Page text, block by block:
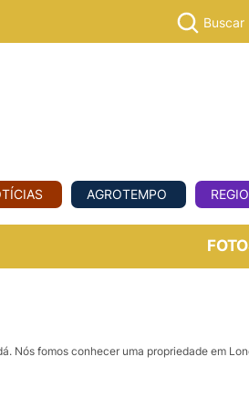
AGROVIAGENS
Buscar
AGROTEMPO
Nós fomos conhecer uma propriedade em